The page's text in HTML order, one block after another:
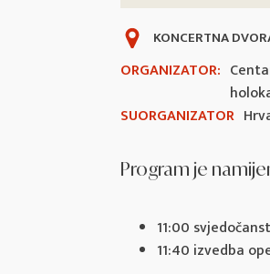
ORGANIZATOR:
SUORGANIZATOR
KONCERTNA
Program je
11:00
11:40 izvedba